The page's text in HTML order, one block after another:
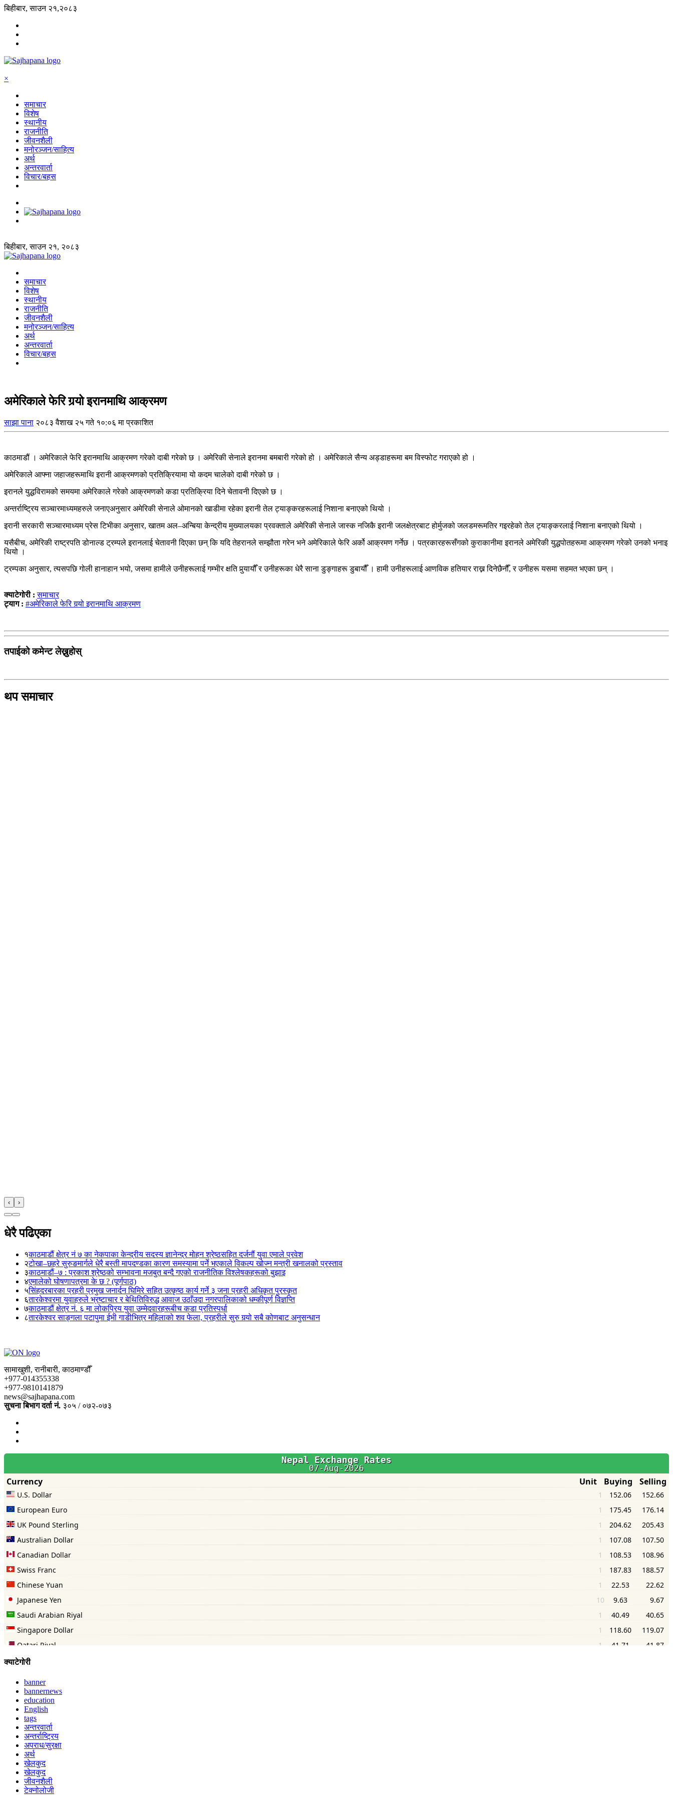
बिहीबार, साउन २१,२०८३
×
समाचार
विशेष
स्थानीय
राजनीति
जीवनशैली
मनोरञ्जन/साहित्य
अर्थ
अन्तरवार्ता
विचार/बहस
बिहीबार, साउन २१, २०८३
समाचार
विशेष
स्थानीय
राजनीति
जीवनशैली
मनोरञ्जन/साहित्य
अर्थ
अन्तरवार्ता
विचार/बहस
अमेरिकाले फेरि गर्‍यो इरानमाथि आक्रमण
साझा पाना २०८३ वैशाख २५ गते १०:०६ मा प्रकाशित
काठमाडौं । अमेरिकाले फेरि इरानमाथि आक्रमण गरेको दाबी गरेको छ । अमेरिकी सेनाले इरानमा बमबारी गरेको हो । अमेरिकाले सैन्य अड्डाहरूमा बम विस्फोट गराएको हो ।
अमेरिकाले आफ्ना जहाजहरूमाथि इरानी आक्रमणको प्रतिक्रियामा यो कदम चालेको दाबी गरेको छ ।
इरानले युद्धविरामको समयमा अमेरिकाले गरेको आक्रमणको कडा प्रतिक्रिया दिने चेतावनी दिएको छ ।
अन्तर्राष्ट्रिय सञ्चारमाध्यमहरुले जनाएअनुसार अमेरिकी सेनाले ओमानको खाडीमा रहेका इरानी तेल ट्याङ्करहरूलाई निशाना बनाएको थियो ।
इरानी सरकारी सञ्चारमाध्यम प्रेस टिभीका अनुसार, खातम अल–अन्बिया केन्द्रीय मुख्यालयका प्रवक्ताले अमेरिकी सेनाले जास्क नजिकै इरानी जलक्षेत्रबाट होर्मुजको जलडमरूमतिर गइरहेको तेल ट्याङ्करलाई निशाना बनाएको थियो ।
यसैबीच, अमेरिकी राष्ट्रपति डोनाल्ड ट्रम्पले इरानलाई चेतावनी दिएका छन् कि यदि तेहरानले सम्झौता गरेन भने अमेरिकाले फेरि अर्को आक्रमण गर्नेछ । पत्रकारहरूसँगको कुराकानीमा इरानले अमेरिकी युद्धपोतहरूमा आक्रमण गरेको उनको भनाइ
थियो ।
ट्रम्पका अनुसार, त्यसपछि गोली हानाहान भयो, जसमा हामीले उनीहरूलाई गम्भीर क्षति पुर्‍यायौँ र उनीहरूका धेरै साना डुङ्गाहरू डुबायौँ । हामी उनीहरूलाई आणविक हतियार राख्न दिनेछैनौँ, र उनीहरू यसमा सहमत भएका छन् ।
क्याटेगोरी :समाचार
ट्याग : #अमेरिकाले फेरि गर्‍यो इरानमाथि आक्रमण
तपाईको कमेन्ट लेख्नुहोस्
थप समाचार
‹ ›
धेरै पढिएका
१काठमाडौं क्षेत्र नं ७ का नेकपाका केन्द्रीय सदस्य ज्ञानेन्द्र मोहन श्रेष्ठसहित दर्जनौं युवा एमाले प्रवेश
२टोखा–छहरे सुरुङमार्गले धेरै बस्ती मापदण्डका कारण समस्यामा पर्ने भएकाले विकल्प खोज्न मन्त्री खनालको प्रस्ताव
३काठमाडौं–७ : प्रकाश श्रेष्ठको सम्भावना मजबुत बन्दै गएको राजनीतिक विश्लेषकहरूको बुझाइ
४एमालेको घोषणापत्रमा के छ ? (पूर्णपाठ)
५सिंहदरबारका प्रहरी प्रमुख जनार्दन घिमिरे सहित उत्कृष्ठ कार्य गर्ने ३ जना प्रहरी अधिकृत पुरस्कृत
६तारकेश्वरमा युवाहरुले भ्रष्टाचार र बेथितिविरुद्ध आवाज उठाँउदा नगरपालिकाको धम्कीपूर्ण विज्ञप्ति
७काठमाडौं क्षेत्र नं. ६ मा लोकप्रिय युवा उम्मेदवारहरूबीच कडा प्रतिस्पर्धा
८तारकेश्वर साङ्गला पटापुमा ईभी गाडीभित्र महिलाको शव फेला, प्रहरीले सुरु गर्‍यो सबै कोणबाट अनुसन्धान
सामाखुशी, रानीबारी, काठमाण्डौँ
+977-014355338
+977-9810141879
news@sajhapana.com
सुचना बिभाग दर्ता नं. ३०५ / ०७२-०७३
क्याटेगोरी
banner
bannernews
education
English
tags
अन्तरवार्ता
अन्तर्राष्ट्रिय
अपराध/सुरक्षा
अर्थ
खेलकुद
खेलकुद
जीवनशैली
टेक्नोलोजी